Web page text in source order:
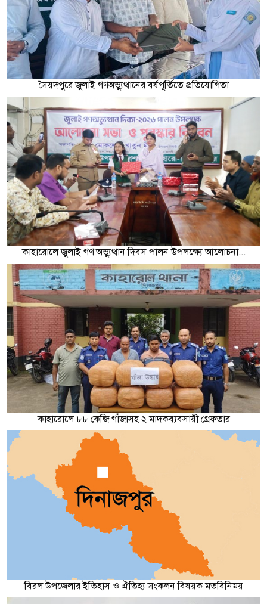
সৈয়দপুরে জুলাই গণঅভ্যুত্থানের বর্ষপূর্তিতে প্রতিযোগিতা
কাহারোলে জুলাই গণ অভ্যুত্থান দিবস পালন উপলক্ষ্যে আলোচনা...
কাহারোলে ৮৮ কেজি গাঁজাসহ ২ মাদকব্যবসায়ী গ্রেফতার
বিরল উপজেলার ইতিহাস ও ঐতিহ্য সংকলন বিষয়ক মতবিনিময়